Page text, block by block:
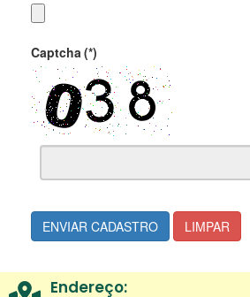
Captcha (*)
ENVIAR CADASTRO LIMPAR
Endereço: